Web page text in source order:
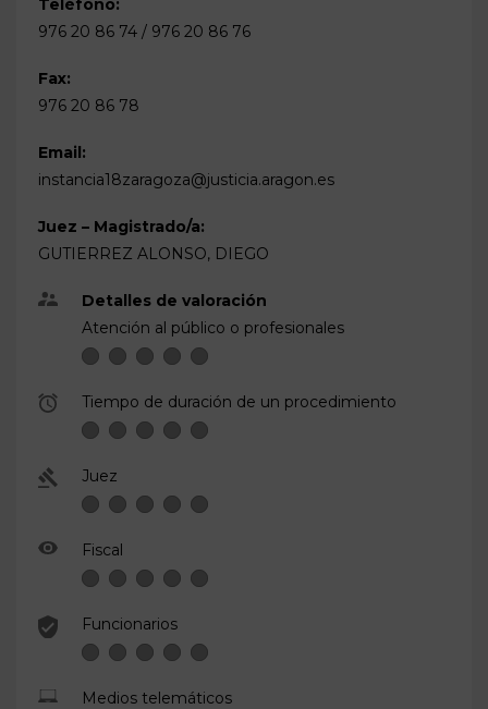
Teléfono:
976 20 86 74 / 976 20 86 76
Fax:
976 20 86 78
Email:
instancia18zaragoza@justicia.aragon.es
Juez – Magistrado/a:
GUTIERREZ ALONSO, DIEGO
Detalles de valoración
Atención al público o profesionales
Tiempo de duración de un procedimiento
Juez
Fiscal
Funcionarios
Medios telemáticos